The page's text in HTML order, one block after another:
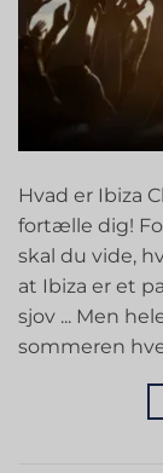
Hvad er Ibiza
fortælle dig!
skal du vide,
at Ibiza er et
sjov ... Men
sommeren